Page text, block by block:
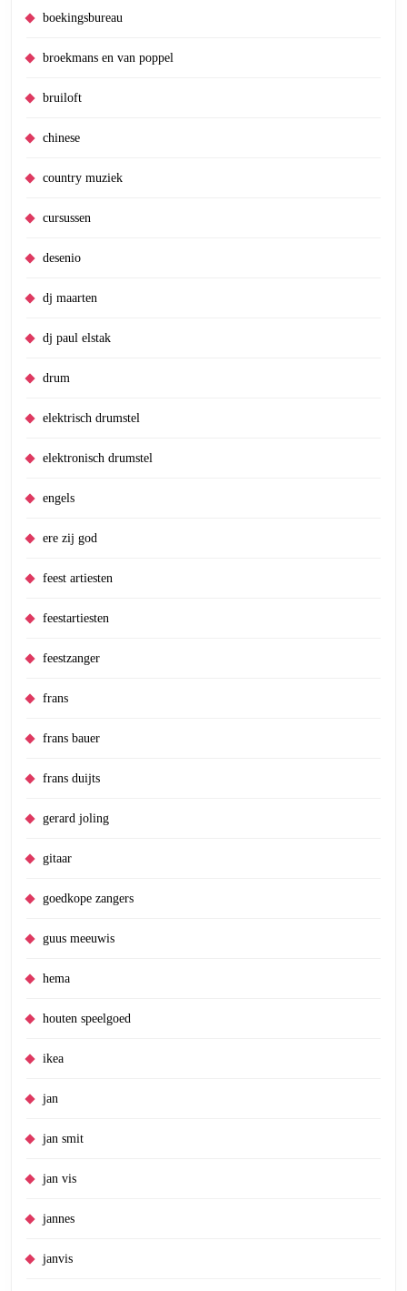
boekingsbureau
broekmans en van poppel
bruiloft
chinese
country muziek
cursussen
desenio
dj maarten
dj paul elstak
drum
elektrisch drumstel
elektronisch drumstel
engels
ere zij god
feest artiesten
feestartiesten
feestzanger
frans
frans bauer
frans duijts
gerard joling
gitaar
goedkope zangers
guus meeuwis
hema
houten speelgoed
ikea
jan
jan smit
jan vis
jannes
janvis